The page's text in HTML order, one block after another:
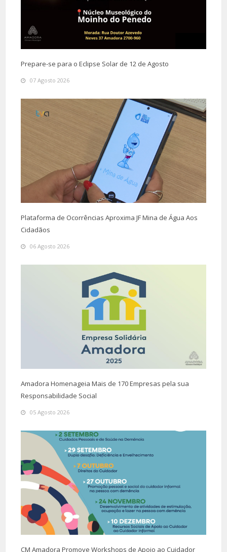
Prepare-se para o Eclipse Solar de 12 de Agosto
07 Agosto 2026
Plataforma de Ocorrências Aproxima JF Mina de Água Aos
Cidadãos
06 Agosto 2026
Amadora Homenageia Mais de 170 Empresas pela sua
Responsabilidade Social
05 Agosto 2026
CM Amadora Promove Workshops de Apoio ao Cuidador